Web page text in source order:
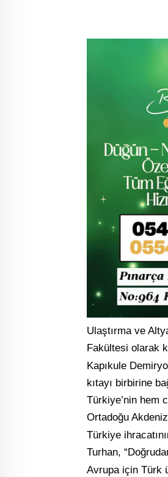
Ulaştırma ve
Fakültesi olarak
Kapıkule
kıtayı birbirine
Türkiye’nin hem
Ortadoğu
Türkiye
Turhan,
Avrupa için Türk